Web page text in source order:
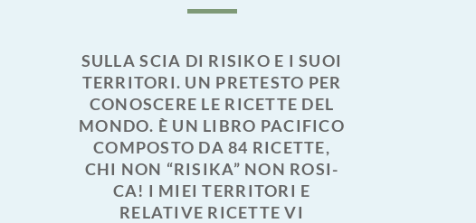
SULLA SCIA DI RISIKO E I SUOI
TERRITORI. UN PRETESTO PER
CONOSCERE LE RICETTE DEL
MONDO. È UN LIBRO PACIFICO
COMPOSTO DA 84 RICETTE,
CHI NON “RISIKA” NON ROSI-
CA! I MIEI TERRITORI E
RELATIVE RICETTE VI